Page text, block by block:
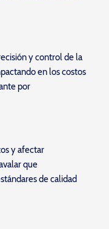
y control de la
en los costos
por
y afectar
que
de calidad